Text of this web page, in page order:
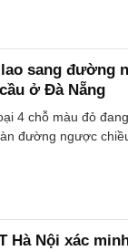
sang đường
ở Đà Nẵng
4 chỗ màu đỏ
đường ngược
Hà Nội xác